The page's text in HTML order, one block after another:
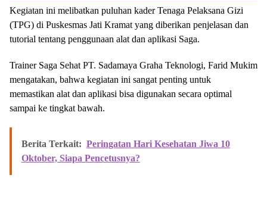
Kegiatan ini melibatkan puluhan kader Tenaga Pelaksana Gizi
(TPG) di Puskesmas Jati Kramat yang diberikan penjelasan dan
tutorial tentang penggunaan alat dan aplikasi Saga.
Trainer Saga Sehat PT. Sadamaya Graha Teknologi, Farid Mukim
mengatakan, bahwa kegiatan ini sangat penting untuk
memastikan alat dan aplikasi bisa digunakan secara optimal
sampai ke tingkat bawah.
Berita Terkait: Peringatan Hari Kesehatan Jiwa 10
Oktober, Siapa Pencetusnya?